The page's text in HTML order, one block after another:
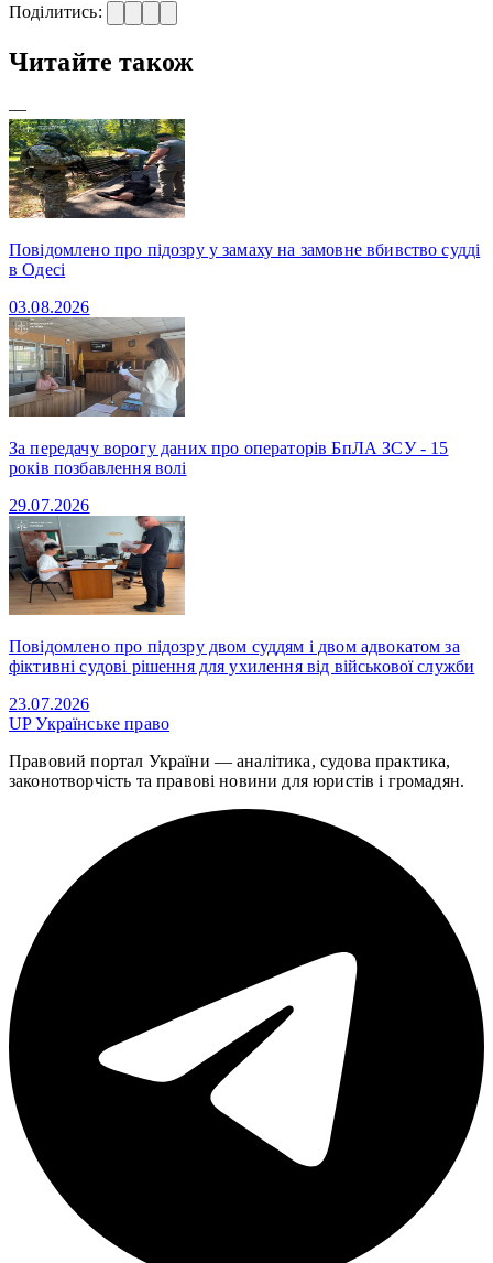
Поділитись:
Читайте також
—
Повідомлено про підозру у замаху на замовне вбивство судді
в Одесі
03.08.2026
За передачу ворогу даних про операторів БпЛА ЗСУ - 15
років позбавлення волі
29.07.2026
Повідомлено про підозру двом суддям і двом адвокатом за
фіктивні судові рішення для ухилення від військової служби
23.07.2026
UPУкраїнське право
Правовий портал України — аналітика, судова практика,
законотворчість та правові новини для юристів і громадян.